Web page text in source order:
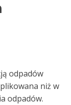
odpadów
niż w
odpadów.